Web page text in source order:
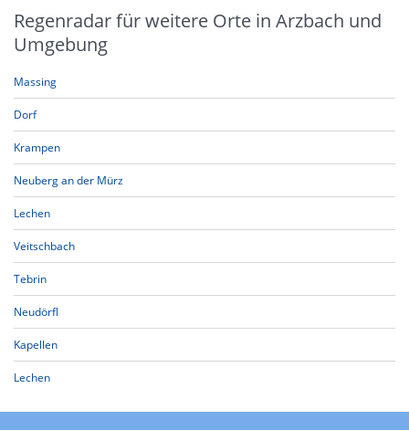
Regenradar für weitere Orte in Arzbach und
Umgebung
Massing
Dorf
Krampen
Neuberg an der Mürz
Lechen
Veitschbach
Tebrin
Neudörfl
Kapellen
Lechen